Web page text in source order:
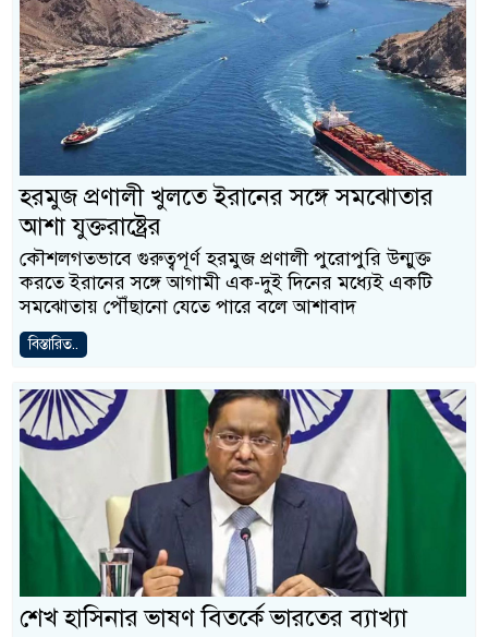
হরমুজ প্রণালী খুলতে ইরানের সঙ্গে সমঝোতার
আশা যুক্তরাষ্ট্রের
কৌশলগতভাবে গুরুত্বপূর্ণ হরমুজ প্রণালী পুরোপুরি উন্মুক্ত
করতে ইরানের সঙ্গে আগামী এক-দুই দিনের মধ্যেই একটি
সমঝোতায় পৌঁছানো যেতে পারে বলে আশাবাদ
বিস্তারিত..
শেখ হাসিনার ভাষণ বিতর্কে ভারতের ব্যাখ্যা